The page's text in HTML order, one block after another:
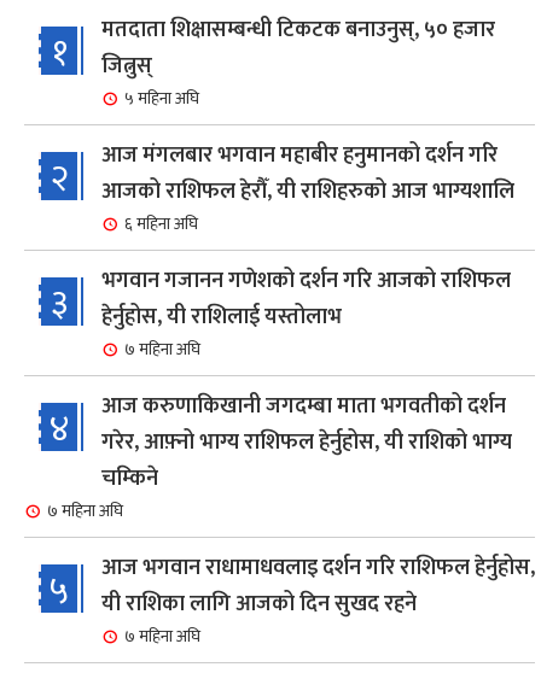
१
मतदाता शिक्षासम्बन्धी टिकटक बनाउनुस्, ५० हजार
जित्नुस्
५ महिना अघि
२
आज मंगलबार भगवान महाबीर हनुमानको दर्शन गरि
आजको राशिफल हेरौँ, यी राशिहरुको आज भाग्यशालि
६ महिना अघि
३
भगवान गजानन गणेशको दर्शन गरि आजको राशिफल
हेर्नुहोस, यी राशिलाई यस्तोलाभ
७ महिना अघि
४
आज करुणाकिखानी जगदम्बा माता भगवतीको दर्शन
गरेर, आफ़्नो भाग्य राशिफल हेर्नुहोस, यी राशिको भाग्य
चम्किने
७ महिना अघि
५
आज भगवान राधामाधवलाइ दर्शन गरि राशिफल हेर्नुहोस,
यी राशिका लागि आजको दिन सुखद रहने
७ महिना अघि